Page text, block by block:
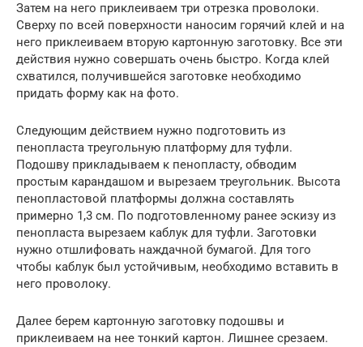
Затем на него приклеиваем три отрезка проволоки.
Сверху по всей поверхности наносим горячий клей и на
него приклеиваем вторую картонную заготовку. Все эти
действия нужно совершать очень быстро. Когда клей
схватился, получившейся заготовке необходимо
придать форму как на фото.
Следующим действием нужно подготовить из
пенопласта треугольную платформу для туфли.
Подошву прикладываем к пенопласту, обводим
простым карандашом и вырезаем треугольник. Высота
пенопластовой платформы должна составлять
примерно 1,3 см. По подготовленному ранее эскизу из
пенопласта вырезаем каблук для туфли. Заготовки
нужно отшлифовать наждачной бумагой. Для того
чтобы каблук был устойчивым, необходимо вставить в
него проволоку.
Далее берем картонную заготовку подошвы и
приклеиваем на нее тонкий картон. Лишнее срезаем.